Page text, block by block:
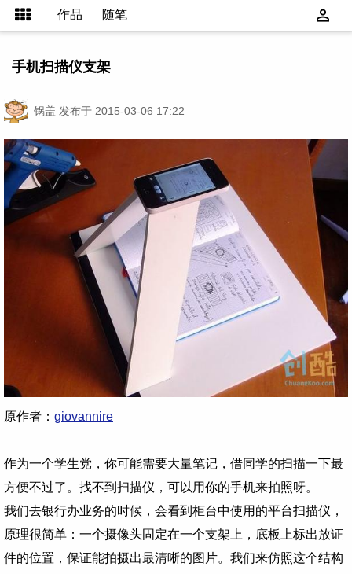
作品 随笔
手机扫描仪支架
锅盖 发布于 2015-03-06 17:22
原作者： giovannire
作为一个学生党，你可能需要大量笔记，借同学的扫描一下最
方便不过了。找不到扫描仪，可以用你的手机来拍照呀。
我们去银行办业务的时候，会看到柜台中使用的平台扫描仪，
原理很简单：一个摄像头固定在一个支架上，底板上标出放证
件的位置，保证能拍摄出最清晰的图片。我们来仿照这个结构